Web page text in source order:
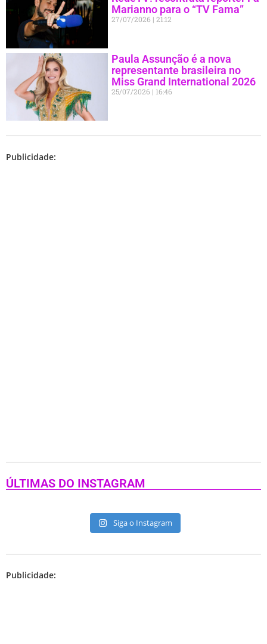
Marianno para o “TV Fama”
27/07/2026 21:12
Paula Assunção é a nova
representante brasileira no
Miss Grand International 2026
25/07/2026 16:46
Publicidade:
ÚLTIMAS DO INSTAGRAM
Siga o Instagram
Publicidade: